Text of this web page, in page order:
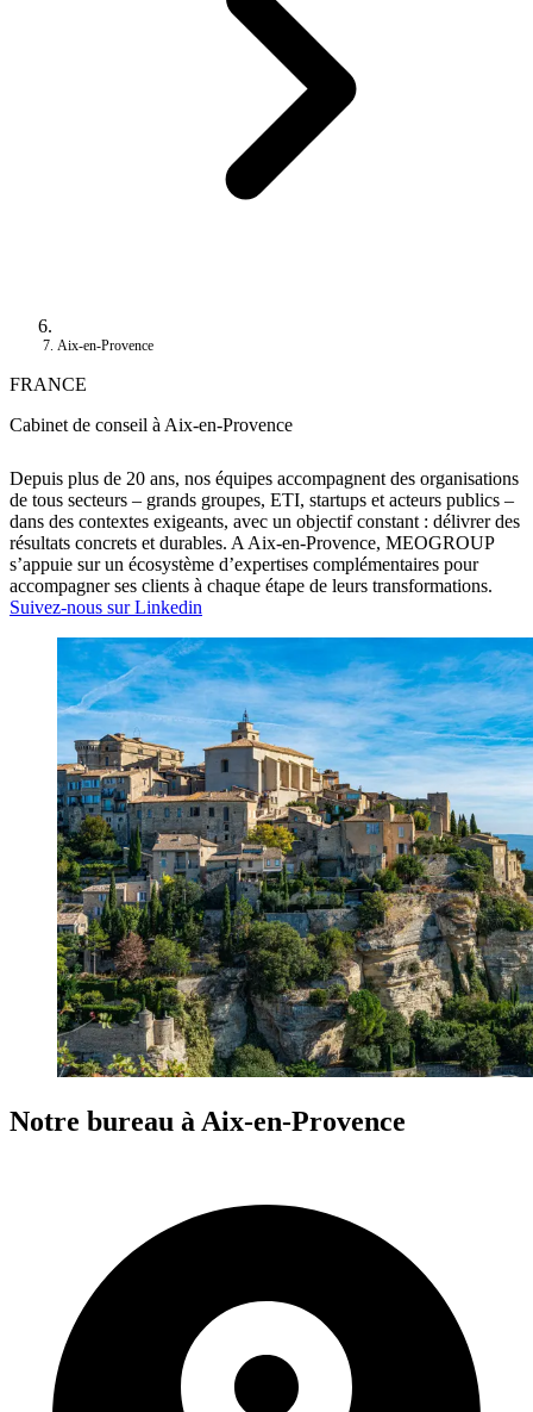
Aix-en-Provence
FRANCE
Cabinet de conseil à Aix-en-Provence
Depuis plus de 20 ans, nos équipes accompagnent des organisations
de tous secteurs – grands groupes, ETI, startups et acteurs publics –
dans des contextes exigeants, avec un objectif constant : délivrer des
résultats concrets et durables. A Aix-en-Provence, MEOGROUP
s’appuie sur un écosystème d’expertises complémentaires pour
accompagner ses clients à chaque étape de leurs transformations.
Suivez-nous sur Linkedin
Notre bureau à Aix-en-Provence